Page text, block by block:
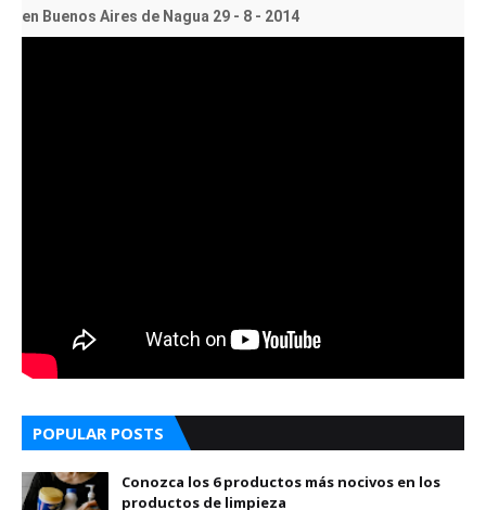
en Buenos Aires de Nagua 29 - 8 - 2014
POPULAR POSTS
Conozca los 6 productos más nocivos en los
productos de limpieza